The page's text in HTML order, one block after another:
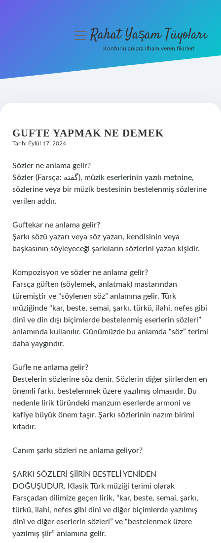
Hakkımızda
menüyüRahat Yaşam Tüyoları
Konforlu anlara ilham veren fikirler!
GUFTE YAPMAK NE DEMEK
Tarih: Eylül 17, 2024
Sözler ne anlama gelir?
Sözler (Farsça: گفته), müzik eserlerinin yazılı metnine,
sözlerine veya bir müzik bestesinin bestelenmiş sözlerine
verilen addır.
Guftekar ne anlama gelir?
Şarkı sözü yazarı veya söz yazarı, kendisinin veya
başkasının söyleyeceği şarkıların sözlerini yazan kişidir.
Kompozisyon ve sözler ne anlama gelir?
Farsça güften (söylemek, anlatmak) mastarından
türemiştir ve “söylenen söz” anlamına gelir. Türk
müziğinde “kar, beste, semai, şarkı, türkü, ilahi, nefes gibi
dinî ve din dışı biçimlerde bestelenmiş eserlerin sözleri”
anlamında kullanılır. Günümüzde bu anlamda “söz” terimi
daha yaygındır.
Gufle ne anlama gelir?
Bestelerin sözlerine söz denir. Sözlerin diğer şiirlerden en
önemli farkı, bestelenmek üzere yazılmış olmasıdır. Bu
nedenle lirik türündeki manzum eserlerde armoni ve
kafiye büyük önem taşır. Şarkı sözlerinin nazım birimi
kıtadır.
Canım şarkı sözleri ne anlama geliyor?
ŞARKI SÖZLERİ ŞİİRİN BESTELİ YENİDEN
DOĞUŞUDUR. Klasik Türk müziği terimi olarak
Farsçadan dilimize geçen lirik, “kar, beste, semai, şarkı,
türkü, ilahi, nefes gibi dinî ve diğer biçimlerde yazılmış
dinî ve diğer eserlerin sözleri” ve “bestelenmek üzere
yazılmış şiir” anlamına gelir.